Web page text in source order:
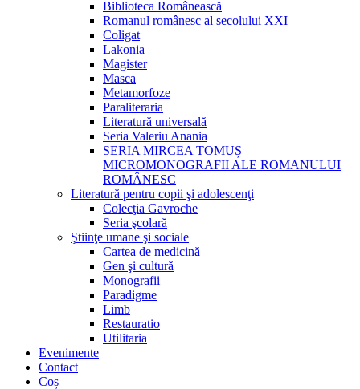
Biblioteca Românească
Romanul românesc al secolului XXI
Coligat
Lakonia
Magister
Masca
Metamorfoze
Paraliteraria
Literatură universală
Seria Valeriu Anania
SERIA MIRCEA TOMUȘ –
MICROMONOGRAFII ALE ROMANULUI
ROMÂNESC
Literatură pentru copii şi adolescenţi
Colecţia Gavroche
Seria şcolară
Ştiinţe umane şi sociale
Cartea de medicină
Gen şi cultură
Monografii
Paradigme
Limb
Restauratio
Utilitaria
Evenimente
Contact
Coș